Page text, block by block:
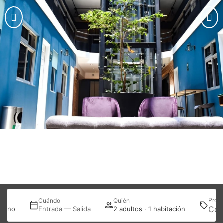
Cuándo
Entrada — Salida
Quién
2 adultos · 1 habitación